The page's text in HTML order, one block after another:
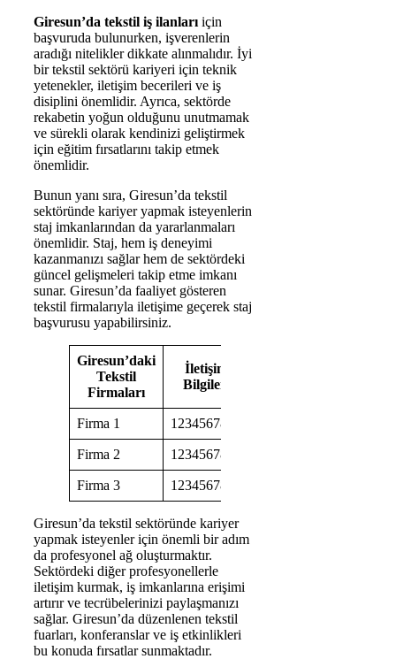
Giresun’da tekstil iş ilanları için
başvuruda bulunurken, işverenlerin
aradığı nitelikler dikkate alınmalıdır. İyi
bir tekstil sektörü kariyeri için teknik
yetenekler, iletişim becerileri ve iş
disiplini önemlidir. Ayrıca, sektörde
rekabetin yoğun olduğunu unutmamak
ve sürekli olarak kendinizi geliştirmek
için eğitim fırsatlarını takip etmek
önemlidir.
Bunun yanı sıra, Giresun’da tekstil
sektöründe kariyer yapmak isteyenlerin
staj imkanlarından da yararlanmaları
önemlidir. Staj, hem iş deneyimi
kazanmanızı sağlar hem de sektördeki
güncel gelişmeleri takip etme imkanı
sunar. Giresun’da faaliyet gösteren
tekstil firmalarıyla iletişime geçerek staj
başvurusu yapabilirsiniz.
Giresun’daki
Tekstil
Firmaları
İletişim
Bilgileri
Firma 1 1234567890
Firma 2 1234567890
Firma 3 1234567890
Giresun’da tekstil sektöründe kariyer
yapmak isteyenler için önemli bir adım
da profesyonel ağ oluşturmaktır.
Sektördeki diğer profesyonellerle
iletişim kurmak, iş imkanlarına erişimi
artırır ve tecrübelerinizi paylaşmanızı
sağlar. Giresun’da düzenlenen tekstil
fuarları, konferanslar ve iş etkinlikleri
bu konuda fırsatlar sunmaktadır.